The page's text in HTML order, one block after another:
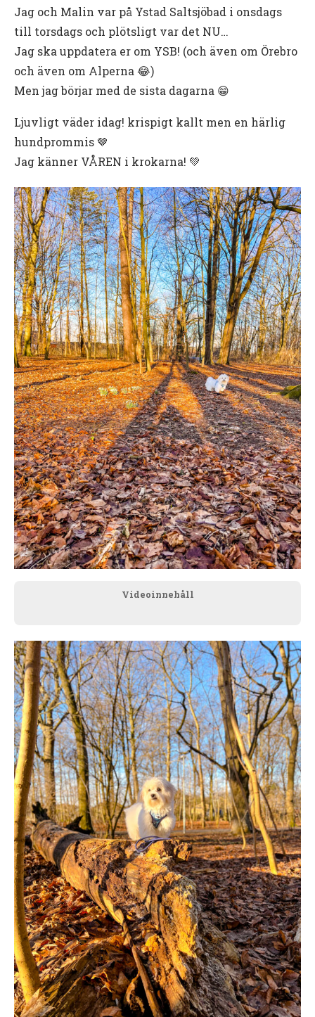
Jag och Malin var på Ystad Saltsjöbad i onsdags
till torsdags och plötsligt var det NU…
Jag ska uppdatera er om YSB! (och även om Örebro
och även om Alperna 😂)
Men jag börjar med de sista dagarna 😁
Ljuvligt väder idag! krispigt kallt men en härlig
hundprommis 🤎
Jag känner VÅREN i krokarna! 💚
Videoinnehåll